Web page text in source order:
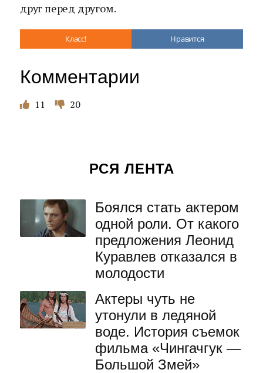
друг перед другом.
Класс! Нравится
Комментарии
11 20
РСЯ ЛЕНТА
Боялся стать актером
одной роли. От какого
предложения Леонид
Куравлев отказался в
молодости
Актеры чуть не
утонули в ледяной
воде. История съемок
фильма «Чингачгук —
Большой Змей»